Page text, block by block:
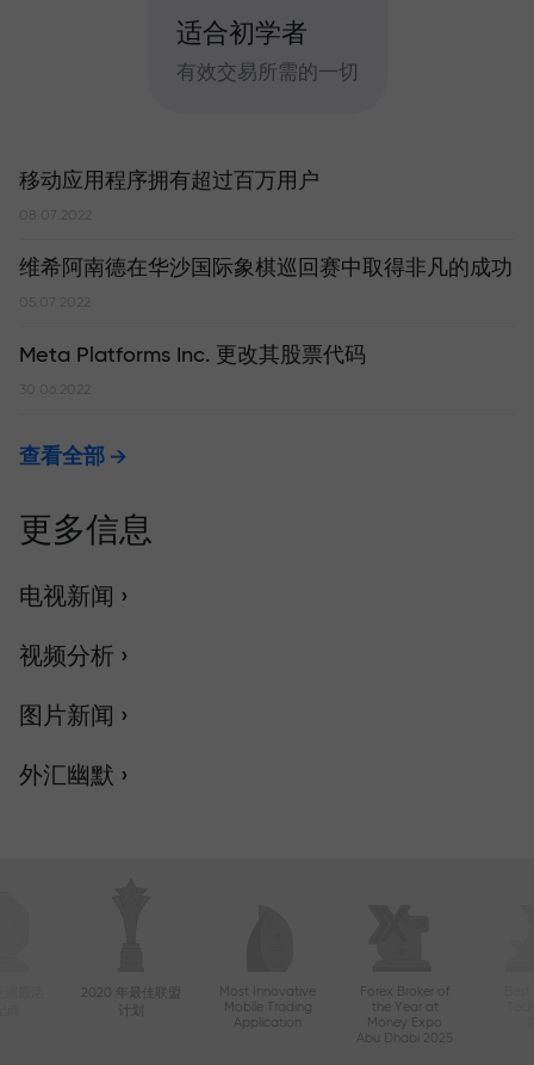
适合初学者
有效交易所需的一切
移动应用程序拥有超过百万用户
08.07.2022
维希阿南德在华沙国际象棋巡回赛中取得非凡的成功
Meta Platforms Inc. 更改其股票代码
30.06.2022
查看全部
更多信息
电视新闻 ›
视频分析 ›
图片新闻 ›
外汇幽默 ›
2020 年最佳联盟
Most Innovative
Mobile Trading
Application
Forex Broker of
the Year at
Money Expo
Abu Dhabi 2025